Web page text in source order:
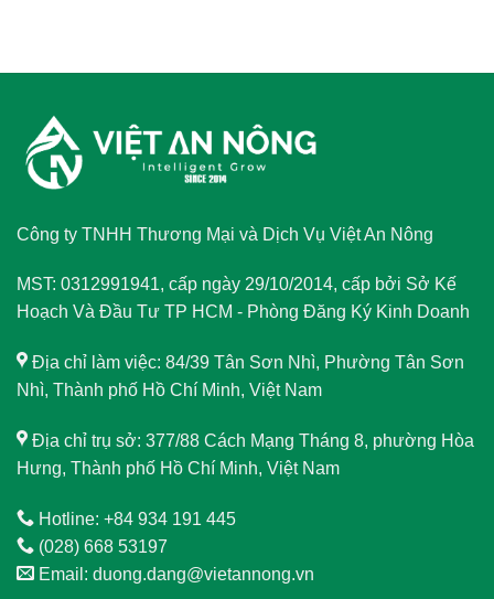
Công ty TNHH Thương Mại và Dịch Vụ Việt An Nông
MST: 0312991941, cấp ngày 29/10/2014, cấp bởi Sở Kế
Hoạch Và Đầu Tư TP HCM - Phòng Đăng Ký Kinh Doanh
Địa chỉ làm việc: 84/39 Tân Sơn Nhì, Phường Tân Sơn
Nhì, Thành phố Hồ Chí Minh, Việt Nam
Địa chỉ trụ sở: 377/88 Cách Mạng Tháng 8, phường Hòa
Hưng, Thành phố Hồ Chí Minh, Việt Nam
Hotline: +84 934 191 445
(028) 668 53197
Email: duong.dang@vietannong.vn